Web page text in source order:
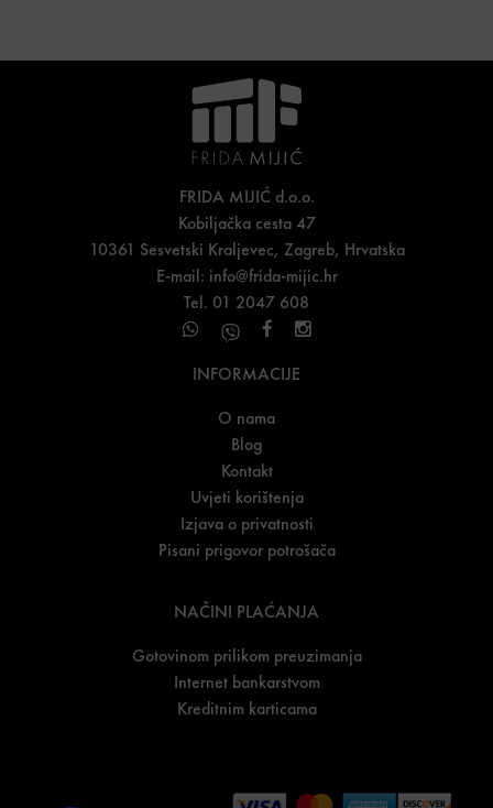
FRIDA MIJIĆ d.o.o.
Kobiljačka cesta 47
10361 Sesvetski Kraljevec, Zagreb, Hrvatska
E-mail: info@frida-mijic.hr
Tel. 01 2047 608
INFORMACIJE
O nama
Blog
Kontakt
Uvjeti korištenja
Izjava o privatnosti
Pisani prigovor potrošača
NAČINI PLAĆANJA
Gotovinom prilikom preuzimanja
Internet bankarstvom
Kreditnim karticama